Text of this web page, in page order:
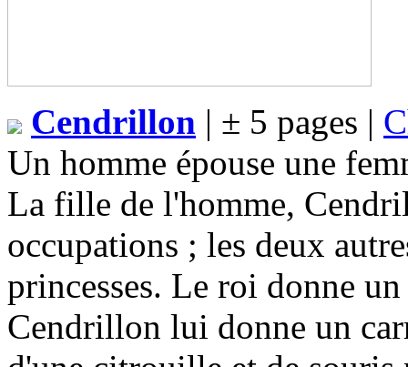
Cendrillon | ± 5 pages |
Un homme épouse une
La fille de l'homme,
occupations ; les deux
princesses. Le roi donne
Cendrillon lui donne un